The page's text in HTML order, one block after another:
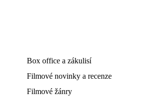
Box office a zákulisí
Filmové novinky a recenze
Filmové žánry